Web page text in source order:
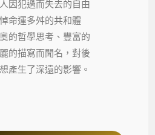
因犯過而失去的自由
命運多舛的共和體
的哲學思考、豐富的
的描寫而聞名，對後
產生了深遠的影響。